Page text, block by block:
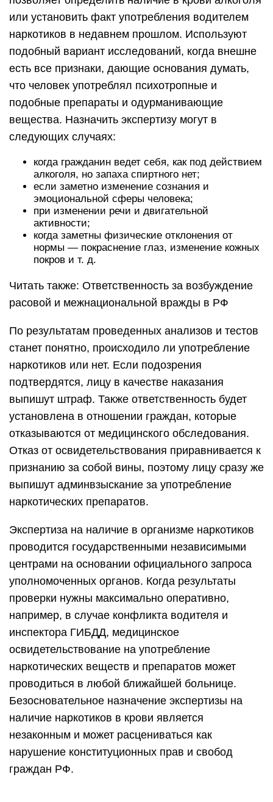
или установить факт употребления водителем
наркотиков в недавнем прошлом. Используют
подобный вариант исследований, когда внешне
есть все признаки, дающие основания думать,
что человек употреблял психотропные и
подобные препараты и одурманивающие
вещества. Назначить экспертизу могут в
следующих случаях:
когда гражданин ведет себя, как под действием
алкоголя, но запаха спиртного нет;
если заметно изменение сознания и
эмоциональной сферы человека;
при изменении речи и двигательной
активности;
когда заметны физические отклонения от
нормы — покраснение глаз, изменение кожных
покров и т. д.
Читать также: Ответственность за возбуждение
расовой и межнациональной вражды в РФ
По результатам проведенных анализов и тестов
станет понятно, происходило ли употребление
наркотиков или нет. Если подозрения
подтвердятся, лицу в качестве наказания
выпишут штраф. Также ответственность будет
установлена в отношении граждан, которые
отказываются от медицинского обследования.
Отказ от освидетельствования приравнивается к
признанию за собой вины, поэтому лицу сразу же
выпишут админвзыскание за употребление
наркотических препаратов.
Экспертиза на наличие в организме наркотиков
проводится государственными независимыми
центрами на основании официального запроса
уполномоченных органов. Когда результаты
проверки нужны максимально оперативно,
например, в случае конфликта водителя и
инспектора ГИБДД, медицинское
освидетельствование на употребление
наркотических веществ и препаратов может
проводиться в любой ближайшей больнице.
Безосновательное назначение экспертизы на
наличие наркотиков в крови является
незаконным и может расцениваться как
нарушение конституционных прав и свобод
граждан РФ.